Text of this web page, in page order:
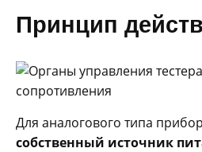
Принцип
Для аналогового типа
собственный источник